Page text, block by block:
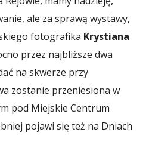
ale za sprawą wystawy,
fotografika Krystiana
przez najbliższe dwa
na skwerze przy
zostanie przeniesiona w
pod Miejskie Centrum
pojawi się też na Dniach